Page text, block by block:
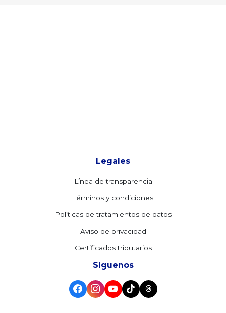
Legales
Línea de transparencia
Términos y condiciones
Políticas de tratamientos de datos
Aviso de privacidad
Certificados tributarios
Síguenos